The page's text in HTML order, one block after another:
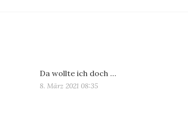
Da wollte ich doch …
8. März 2021 08:35